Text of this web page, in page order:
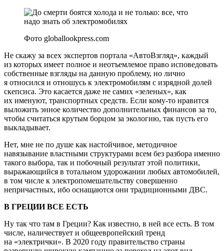
Фото globallookpress.com
Не скажу за всех экспертов портала «АвтоВзгляд», каждый
из которых имеет полное и неотъемлемое право исповедовать
собственные взгляды на данную проблему, но лично
я относился и отношусь к электромобилям с изрядной долей
скепсиса. Это касается даже не самих «зеленых», как
их именуют, транспортных средств. Если кому-то нравится
выложить энное количество дополнительных финансов за то,
чтобы считаться крутым борцом за экологию, так пусть его
выкладывает.
Нет, мне не по душе как настойчивое, методичное
навязывание властными структурами всем без разбора именно
такого выбора, так и побочный результат этой политики,
выражающийся в тотальном удорожании любых автомобилей,
в том числе к электропомешательству совершенно
непричастных, ибо оснащаются они традиционными ДВС.
В ГРЕЦИИ ВСЕ ЕСТЬ
Ну так что там в Греции? Как известно, в ней все есть. В том
числе, наличествует и общеевропейский тренд
на «электрички». В 2020 году правительство страны